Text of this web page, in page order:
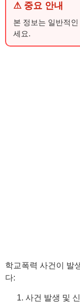
⚠ 중요 안내
본 정보는 일반적
세요.
학교폭력 사건이 발
다:
사건 발생 및